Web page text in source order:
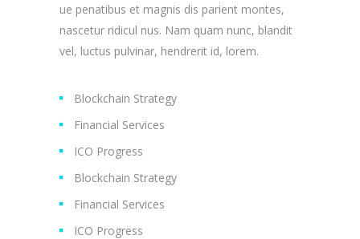
ue penatibus et magnis dis parient montes,
nascetur ridicul nus. Nam quam nunc, blandit
vel, luctus pulvinar, hendrerit id, lorem.
Blockchain Strategy
Financial Services
ICO Progress
Blockchain Strategy
Financial Services
ICO Progress